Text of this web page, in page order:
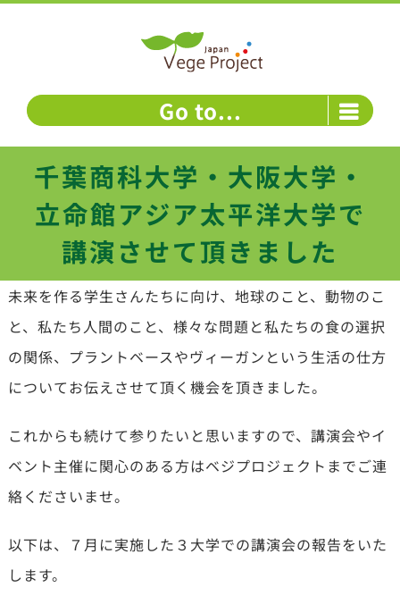
Go to...
千葉商科大学・大阪大学・
立命館アジア太平洋大学で
講演させて頂きました
未来を作る学生さんたちに向け、地球のこと、動物のこ
と、私たち人間のこと、様々な問題と私たちの食の選択
の関係、プラントベースやヴィーガンという生活の仕方
についてお伝えさせて頂く機会を頂きました。
これからも続けて参りたいと思いますので、講演会やイ
ベント主催に関心のある方はベジプロジェクトまでご連
絡くださいませ。
以下は、７月に実施した３大学での講演会の報告をいた
します。